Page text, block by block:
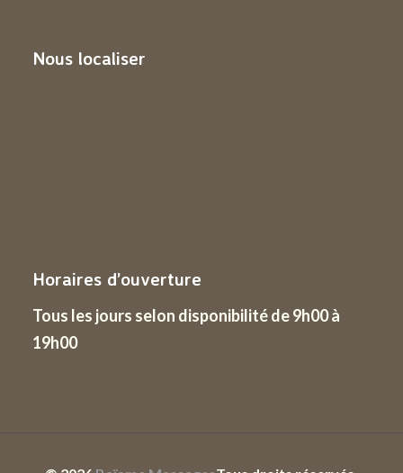
Nous localiser
Horaires d’ouverture
Tous les jours selon disponibilité de 9h00 à
19h00